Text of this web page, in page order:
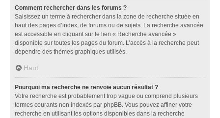
Comment rechercher dans les forums ?
Saisissez un terme à rechercher dans la zone de recherche située en
haut des pages d’index, de forums ou de sujets. La recherche avancée
est accessible en cliquant sur le lien « Recherche avancée »
disponible sur toutes les pages du forum. L’accès à la recherche peut
dépendre des thèmes graphiques utilisés.
Haut
Pourquoi ma recherche ne renvoie aucun résultat ?
Votre recherche est probablement trop vague ou comprend plusieurs
termes courants non indexés par phpBB. Vous pouvez affiner votre
recherche en utilisant les options disponibles dans la recherche